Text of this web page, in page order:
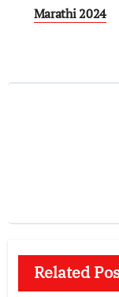
Marathi 2024
Related